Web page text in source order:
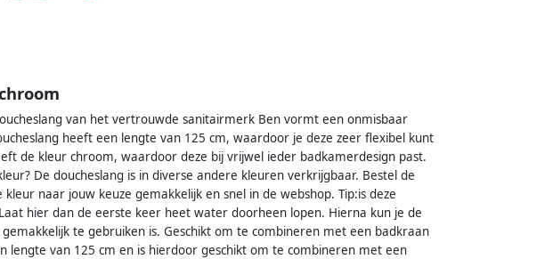
van het vertrouwde sanitairmerk Ben vormt een onmisbaar
heeft een lengte van 125 cm, waardoor je deze zeer flexibel kunt
de kleur chroom, waardoor deze bij vrijwel ieder badkamerdesign past.
De doucheslang is in diverse andere kleuren verkrijgbaar. Bestel de
naar jouw keuze gemakkelijk en snel in de webshop. Tip:is deze
hier dan de eerste keer heet water doorheen lopen. Hierna kun je de
te gebruiken is. Geschikt om te combineren met een badkraan
lengte van 125 cm en is hierdoor geschikt om te combineren met een